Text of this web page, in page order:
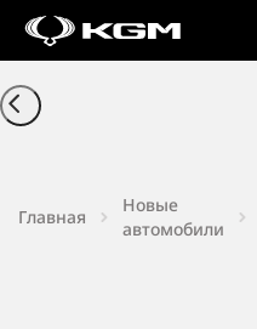
Главная
Новые
автомобили